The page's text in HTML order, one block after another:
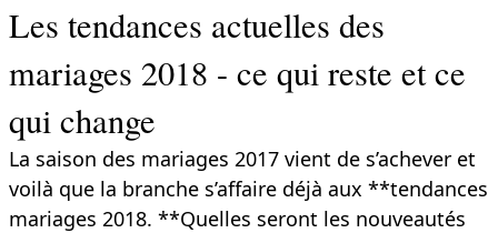
Les tendances actuelles des
mariages 2018 - ce qui reste et ce
qui change
La saison des mariages 2017 vient de s’achever et
voilà que la branche s’affaire déjà aux **tendances
mariages 2018. **Quelles seront les nouveautés